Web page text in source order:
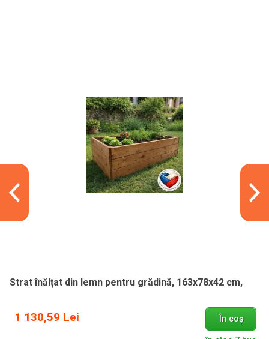
Strat înălțat din lemn pentru grădină, 163x78x42 cm,
1 130,59 Lei În coș